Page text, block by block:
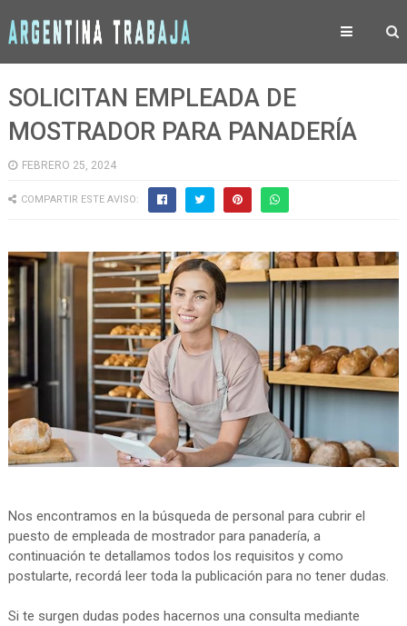
SOLICITAN EMPLEADA DE
MOSTRADOR PARA PANADERÍA
FEBRERO 25, 2024
COMPARTIR ESTE AVISO:
Nos encontramos en la búsqueda de personal para cubrir el
puesto de empleada de mostrador para panadería, a
continuación te detallamos todos los requisitos y como
postularte, recordá leer toda la publicación para no tener dudas.
Si te surgen dudas podes hacernos una consulta mediante